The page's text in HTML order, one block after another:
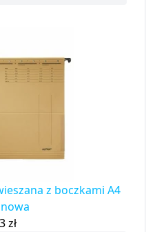
z boczkami A4
zł